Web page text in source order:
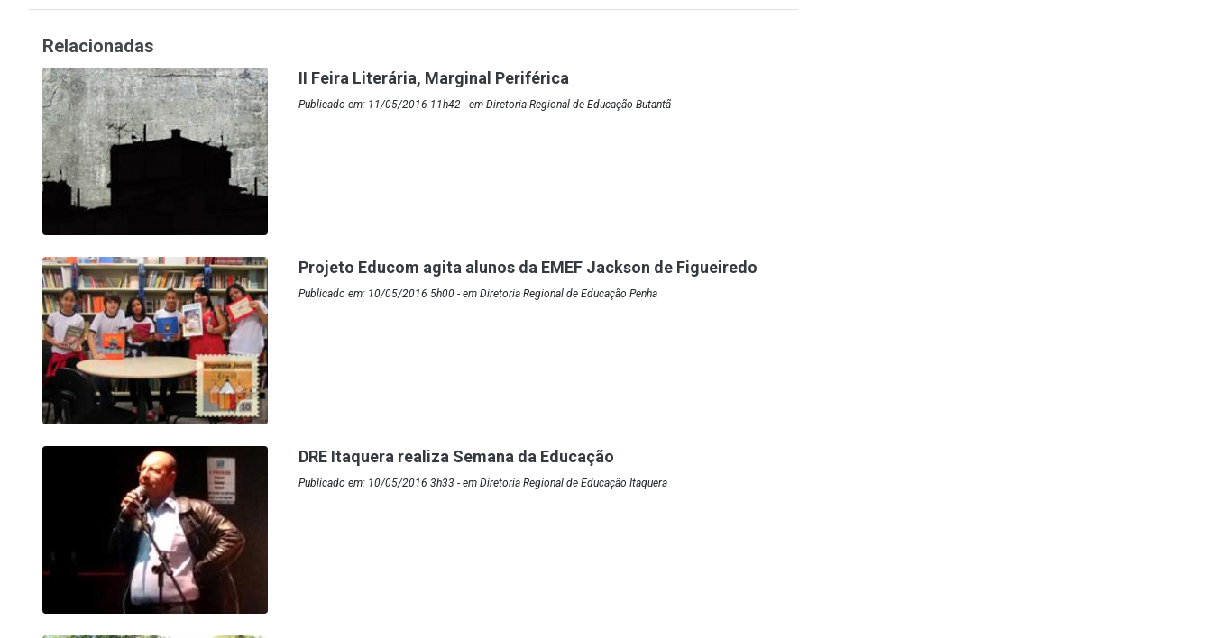
Relacionadas
II Feira Literária, Marginal Periférica
Publicado em: 11/05/2016 11h42 - em Diretoria Regional de Educação Butantã
Projeto Educom agita alunos da EMEF Jackson de Figueiredo
Publicado em: 10/05/2016 5h00 - em Diretoria Regional de Educação Penha
DRE Itaquera realiza Semana da Educação
Publicado em: 10/05/2016 3h33 - em Diretoria Regional de Educação Itaquera